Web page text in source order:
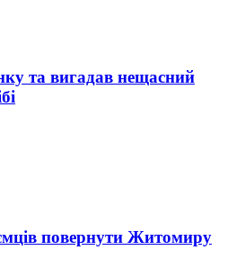
та вигадав нещасний
повернути Житомиру